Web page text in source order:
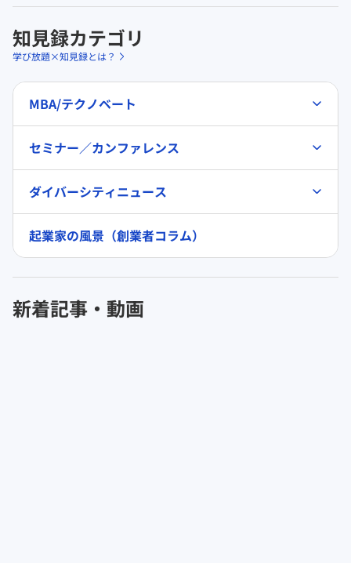
知見録カテゴリ
学び放題×知見録とは？
MBA/テクノベート
セミナー／カンファレンス
ダイバーシティニュース
起業家の風景（創業者コラム）
新着記事・動画